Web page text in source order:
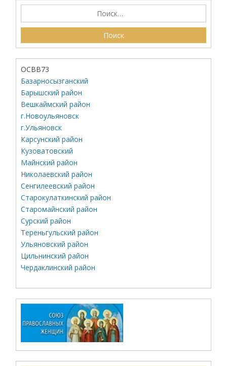
ОСВВ73
Базарносызганский
Барышский район
Вешкаймский район
г.Новоульяновск
г.Ульяновск
Карсунский район
Кузоватовский
Майнский район
Николаевский район
Сенгилеевский район
Старокулаткинский район
Старомайнский район
Сурский район
Тереньгульский район
Ульяновский район
Цильнинский район
Чердаклинский район